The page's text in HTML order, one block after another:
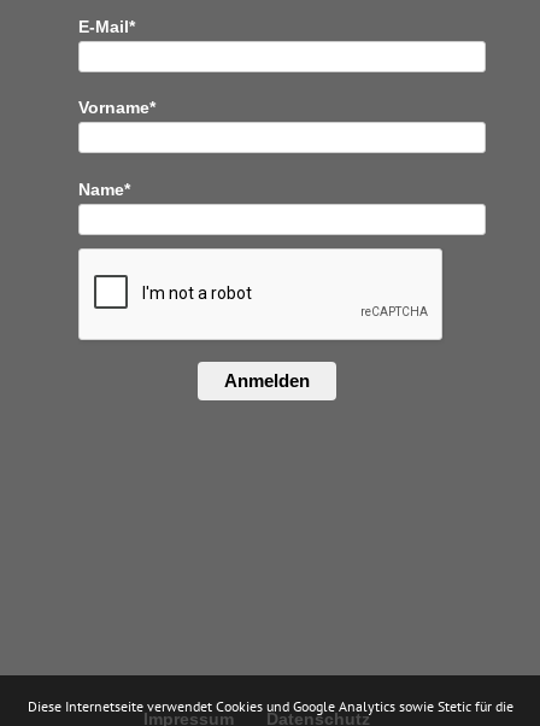
E-Mail*
Vorname*
Name*
Anmelden
Impressum Datenschutz
Diese Internetseite verwendet Cookies und Google Analytics sowie Stetic für die